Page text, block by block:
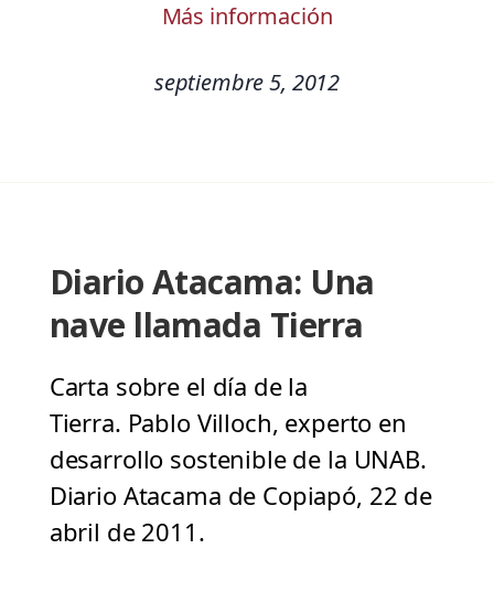
Más información
septiembre 5, 2012
Diario Atacama: Una
nave llamada Tierra
Carta sobre el día de la
Tierra. Pablo Villoch, experto en
desarrollo sostenible de la UNAB.
Diario Atacama de Copiapó, 22 de
abril de 2011.